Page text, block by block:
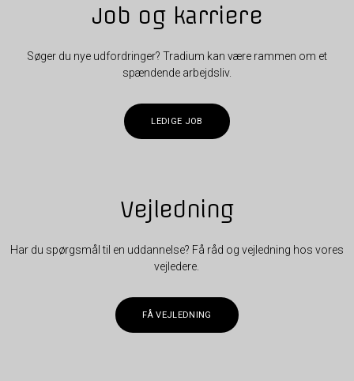
Job og karriere
Søger du nye udfordringer? Tradium kan være rammen om et
spændende arbejdsliv.
LEDIGE JOB
Vejledning
Har du spørgsmål til en uddannelse? Få råd og vejledning hos vores
vejledere.
FÅ VEJLEDNING